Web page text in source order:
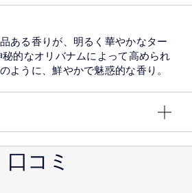
ある香りが、明るく華やかなター
的なオリバナムによって高められ
ように、鮮やかで魅惑的な香り。
口コミ